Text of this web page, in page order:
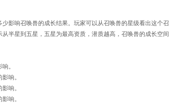
影响召唤兽的成长结果。玩家可以从召唤兽的星级看出这个召
半星到五星，五星为最高资质，潜质越高，召唤兽的成长空间
。
响。
响。
响。